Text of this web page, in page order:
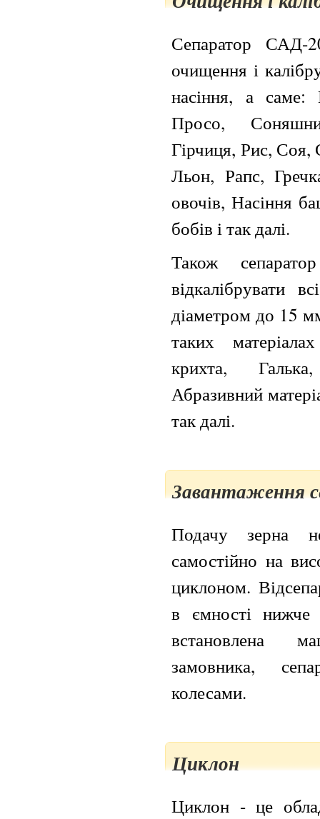
Сепаратор САД-
очищення і
насіння, а
Просо,
Гірчиця, Рис,
Льон, Рапс,
овочів, Насіння
бобів і так далі.
Також
відкалібрувати
діаметром до 15
таких
крихта,
Абразивний
так далі.
Завантаження
Подачу зерна
самостійно на
циклоном.
в ємності нижче
встановлена
замовника,
колесами.
Циклон
Циклон - це